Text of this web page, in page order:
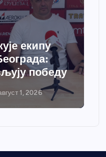
екипу
победу
1, 2026